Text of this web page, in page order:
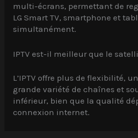
multi-écrans, permettant de
LG Smart TV, smartphone et
simultanément.
IPTV est-il meilleur que le
L’IPTV offre plus de flexibilité,
grande variété de chaînes et
inférieur, bien que la qualité
connexion internet.